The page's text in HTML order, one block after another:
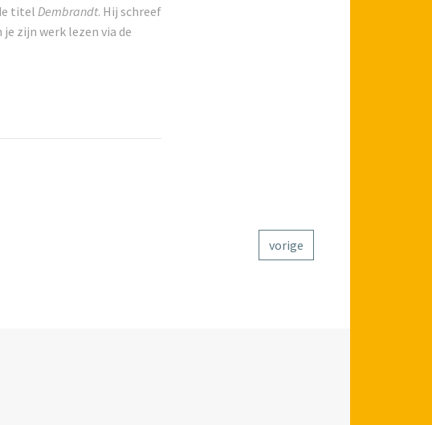
titelDembrandt. Hij schreef
zijn werk lezen via de
vorige